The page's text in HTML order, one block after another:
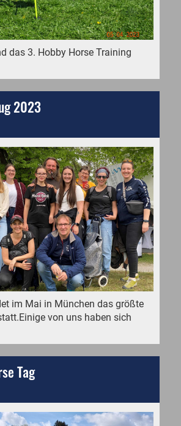
das 3. Hobby Horse Training
2023
im Mai in München das größte
von uns haben sich
Tag